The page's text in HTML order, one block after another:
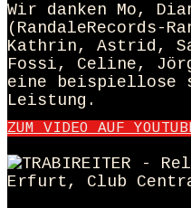
Wir danken Mo,
(RandaleRecords-
Kathrin, Astrid,
Fossi, Celine,
eine beispiellose
Leistung.
ZUM VIDEO AUF